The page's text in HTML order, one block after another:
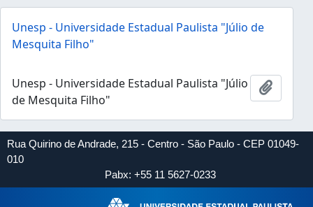
Unesp - Universidade Estadual Paulista "Júlio de
Mesquita Filho"
Unesp - Universidade Estadual Paulista "Júlio
de Mesquita Filho"
Add to
Rua Quirino de Andrade, 215 - Centro - São Paulo - CEP 01049-
010
Pabx: +55 11 5627-0233